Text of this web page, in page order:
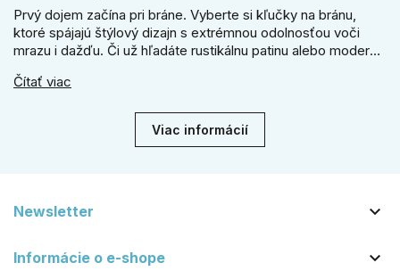
Prvý dojem začína pri bráne. Vyberte si kľučky na bránu,
ktoré spájajú štýlový dizajn s extrémnou odolnosťou voči
mrazu i dažďu. Či už hľadáte rustikálnu patinu alebo moderné
vydrží roky. Zabezpečte svoj vstup kvalitou, ktorá prežije
Čítať viac
Viac informácií
Newsletter 
Informácie o e-shope 